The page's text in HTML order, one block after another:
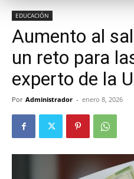
EDUCACIÓN
Aumento al
un reto para
experto de la
Por Administrador - enero 8, 2026